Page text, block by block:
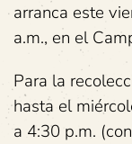
arranca este
a.m., en el
Para la
hasta el
a 4:30 p.m.